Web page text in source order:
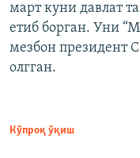
март куни давлат
етиб борган. Уни
мезбон президент
олгган.
Кўпроқ ўқиш